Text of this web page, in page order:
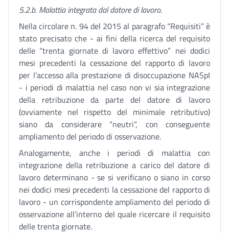
5.2.b. Malattia integrata dal datore di lavoro.
Nella circolare n. 94 del 2015 al paragrafo “Requisiti” è
stato precisato che - ai fini della ricerca del requisito
delle “trenta giornate di lavoro effettivo” nei dodici
mesi precedenti la cessazione del rapporto di lavoro
per l’accesso alla prestazione di disoccupazione NASpI
- i periodi di malattia nel caso non vi sia integrazione
della retribuzione da parte del datore di lavoro
(ovviamente nel rispetto del minimale retributivo)
siano da considerare “neutri”, con conseguente
ampliamento del periodo di osservazione.
Analogamente, anche i periodi di malattia con
integrazione della retribuzione a carico del datore di
lavoro determinano - se si verificano o siano in corso
nei dodici mesi precedenti la cessazione del rapporto di
lavoro - un corrispondente ampliamento del periodo di
osservazione all’interno del quale ricercare il requisito
delle trenta giornate.